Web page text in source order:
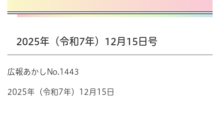
2025年（令和7年）12月15日号
広報あかしNo.1443
2025年（令和7年）12月15日